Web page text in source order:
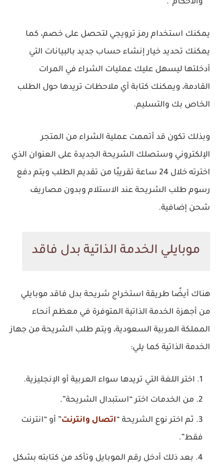
والأحكام”.
يمكنك استخدام رمز ترويجي لتحصل على خصم، كما
يمكنك تحديد خيار إنشاء حساب جديد بالبيانات التي
أدخلتها ليسهل عليك عمليات الشراء في المرات
القادمة، ويمكنك كتابة أي ملاحظات تريدها حول الطلب
الخاص بك والتسليم.
وبذلك تكون قد أتممت عملية الشراء من المتجر
الإلكتروني وستصلك الشريحة الجديدة على العنوان الذي
اخترته خلال 24 ساعة تقريبًا من تقديم الطلب ويتم دفع
رسوم طلب الشريحة عند الاستلام وبدون مصاريف
شحن إضافية.
موبايلي الخدمة الذاتية بدل فاقد
هناك أيضًا طريقة استخراج شريحة بدل فاقد موبايلي
من أجهزة الخدمة الذاتية المتوفرة في معظم أنحاء
المملكة العربية السعودية، ويتم طلب الشريحة من جهاز
الخدمة الذاتية كما يلي:
اختر اللغة التي تريدها سواء العربية أو الإنجليزية.
من الخدمات اختر “استبدال الشريحة”.
ثم اختر نوع الشريحة “اتصال وانترنت” أو “انترنت
فقط”.
بعد ذلك أدخل رقم الموبايل وتأكد من كتابته بشكل